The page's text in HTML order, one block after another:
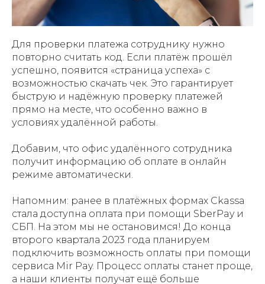
Для проверки платежа сотруднику нужно
повторно считать код. Если платёж прошёл
успешно, появится «страница успеха» с
возможностью скачать чек. Это гарантирует
быструю и надёжную проверку платежей
прямо на месте, что особенно важно в
условиях удалённой работы.
Добавим, что офис удалённого сотрудника
получит информацию об оплате в онлайн
режиме автоматически.
Напомним: ранее в платёжных формах Ckassa
стала доступна оплата при помощи SberPay и
СБП. На этом мы не остановимся! До конца
второго квартала 2023 года планируем
подключить возможность оплаты при помощи
сервиса Mir Pay. Процесс оплаты станет проще,
а наши клиенты получат ещё больше